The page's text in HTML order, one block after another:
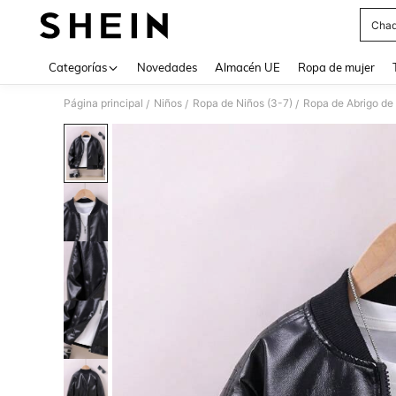
Categorías Novedades Almacén UE Ropa de mujer
Página principal / Niños / Ropa de Niños (3-7) / Ropa de Abrigo